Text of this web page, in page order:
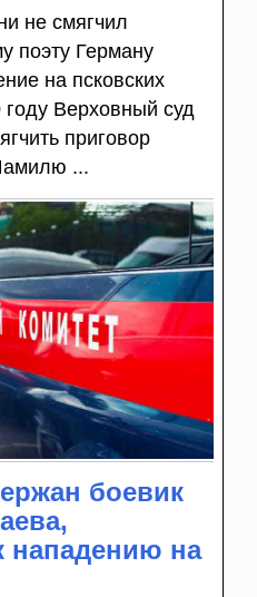
не смягчил
поэту Герману
на псковских
году Верховный суд
приговор
...
боевик
нападению на